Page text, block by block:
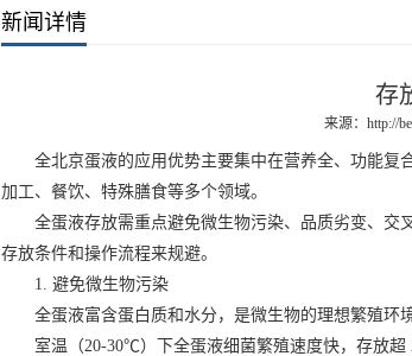
新闻详情
存
来源： http://
全北京蛋液的应用优势主要集中在营养全、功能复
加工、餐饮、特殊膳食等多个领域。
全蛋液存放需重点避免微生物污染、品质劣变、交
存放条件和操作流程来规避。
1. 避免微生物污染
全蛋液富含蛋白质和水分，是微生物的理想繁殖环境
室温（20-30℃）下全蛋液细菌繁殖速度快，存放超